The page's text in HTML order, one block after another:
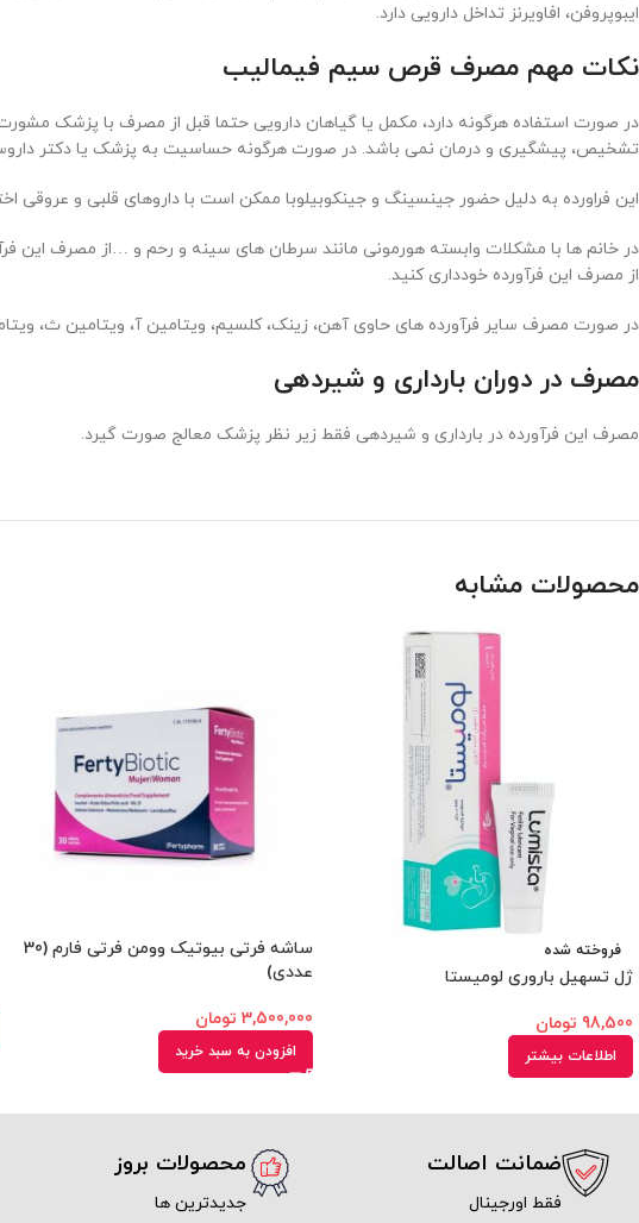
ایبوپروفن، افاویرنز تداخل دارویی دارد.
نکات مهم مصرف قرص سیم فیمالیب
در صورت استفاده هرگونه دارد، مکمل یا گیاهان دارویی حتما قبل از مصرف با پزشک
تشخیص، پیشگیری و درمان نمی باشد. در صورت هرگونه حساسیت به پزشک یا دکتر داروساز مراجعه کنید. حداقل ۲ هفته قبل از
این فراورده به دلیل حضور جینسینگ و جینکوبیلوبا ممکن است با داروهای قلبی و عروقی
در خانم ها با مشکلات وابسته هورمونی مانند سرطان های سینه و رحم و …از مصرف این
از مصرف این فرآورده خودداری کنید.
در صورت مصرف سایر فرآورده های حاوی آهن، زینک، کلسیم، ویتامین آ، ویتامین ث،
مصرف در دوران بارداری و شیردهی
مصرف این فرآورده در بارداری و شیردهی فقط زیر نظر پزشک معالج صورت گیرد.
محصولات مشابه
فروخته شده
ژل تسهیل باروری لومیستا
98,500 تومان
اطلاعات بیشتر
ساشه فرتی بیوتیک وومن فرتی فارم (30
عددی)
3,500,000 تومان
افزودن به سبد خرید
ضمانت اصالت
فقط اورجینال
محصولات بروز
جدیدترین ها